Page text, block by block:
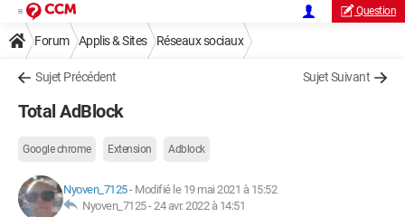
Question
Forum Applis & Sites Réseaux sociaux
Sujet Précédent Sujet Suivant
Total AdBlock
Google chrome Extension Adblock
Nyoven_7125- Modifié le 19 mai 2021 à 15:52
Nyoven_7125 -24 avr. 2022 à 14:51